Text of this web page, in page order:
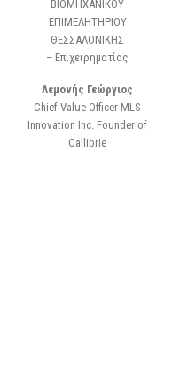
ΒΙΟΜΗΧΑΝΙΚΟΥ
ΕΠΙΜΕΛΗΤΗΡΙΟΥ
ΘΕΣΣΑΛΟΝΙΚΗΣ
– Επιχειρηματίας
Λεμονής Γεώργιος
Chief Value Officer MLS
Innovation Inc. Founder of
Callibrie